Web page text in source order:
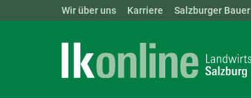
Landwirtschaftskammern: ÖSTERREICH
Wir über uns Karriere Salzburger Bauer